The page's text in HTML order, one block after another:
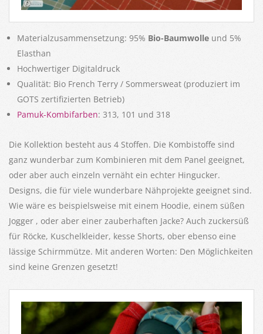
Materialzusammensetzung: 95% Bio-Baumwolle und 5%
Elasthan
Hochwertiger Digitaldruck
Qualität: Bio French Terry / Sommersweat (produziert im
GOTS zertifizierten Betrieb)
Pamuk-Kombifarben: 313, 101 und 318
Die Kollektion besteht aus 4 Stoffen. Die Kombistoffe sind
ganz wunderbar zum Kombinieren mit dem Panel geeignet,
oder aber auch einzeln vernäht ein echter Hingucker.
Designs, die für viele wunderbare Nähprojekte geeignet sind.
Wie wäre es beispielsweise mit einem Hoodie, einem süßen
Jogger , oder aber einer zauberhaften Jacke? Auch zuckersüß
für Röcke, Kuschelkleider, kesse Shorts, ober ebenso eine
lässige Schirmmütze. Mit anderen Worten: Den Möglichkeiten
sind keine Grenzen gesetzt!